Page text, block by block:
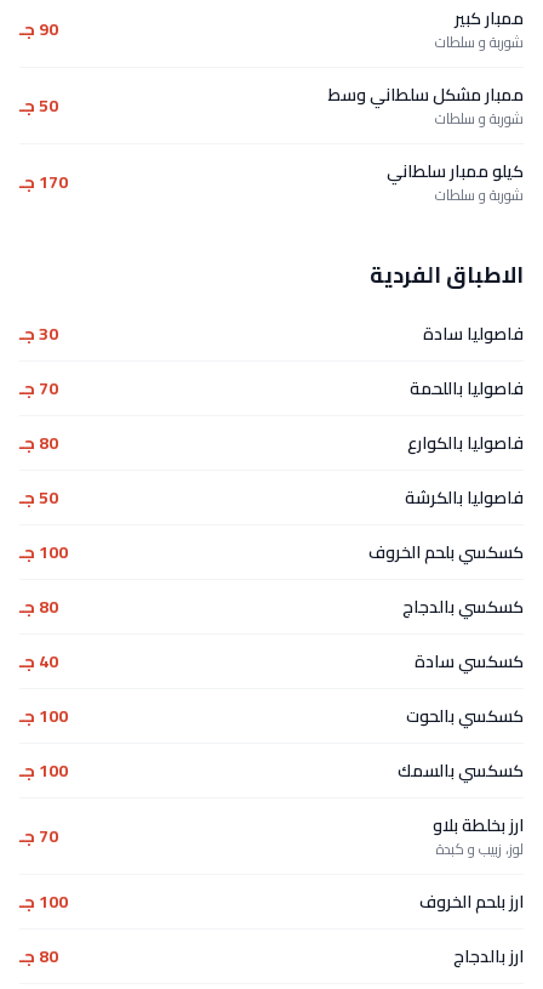
ممبار كبير
شوربة و سلطات 90 جـ
ممبار مشكل سلطاني وسط
شوربة و سلطات 50 جـ
كيلو ممبار سلطاني
شوربة و سلطات 170 جـ
الاطباق الفردية
فاصوليا سادة
30 جـ
فاصوليا باللحمة
70 جـ
فاصوليا بالكوارع
80 جـ
فاصوليا بالكرشة
50 جـ
كسكسي بلحم الخروف
100 جـ
كسكسي بالدجاج
80 جـ
كسكسي سادة
40 جـ
كسكسي بالحوت
100 جـ
كسكسي بالسمك
100 جـ
ارز بخلطة بلاو
لوز، زبيب و كبدة 70 جـ
ارز بلحم الخروف
100 جـ
ارز بالدجاج
80 جـ